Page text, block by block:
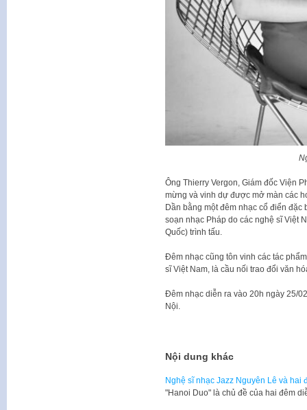
Ông Thierry Vergon, Giám đốc Viện
mừng và vinh dự được mở màn các
Dần bằng một đêm nhạc cổ điển
soạn nhạc Pháp do các nghệ sĩ Việt
Quốc) trình tấu.
Đêm nhạc cũng tôn vinh các tác
sĩ Việt Nam, là cầu nối trao đổi văn
Đêm nhạc diễn ra vào 20h ngày 25/
Nội.
Nội dung khác
Nghệ sĩ nhạc Jazz Nguyên Lê và hai
"Hanoi Duo" là chủ đề của hai đêm